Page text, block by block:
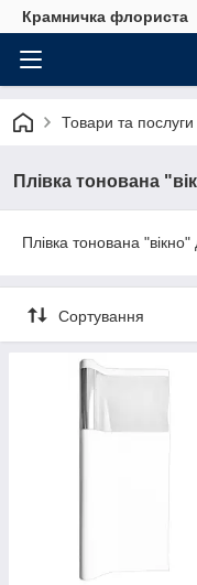
Крамничка флориста
Товари та послуги
Плівка тонована
Плівка тонована
Сортування